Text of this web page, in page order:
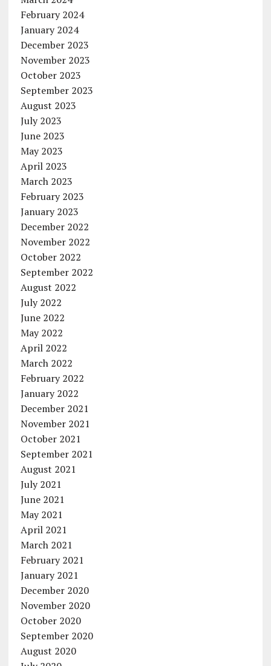
February 2024
January 2024
December 2023
November 2023
October 2023
September 2023
August 2023
July 2023
June 2023
May 2023
April 2023
March 2023
February 2023
January 2023
December 2022
November 2022
October 2022
September 2022
August 2022
July 2022
June 2022
May 2022
April 2022
March 2022
February 2022
January 2022
December 2021
November 2021
October 2021
September 2021
August 2021
July 2021
June 2021
May 2021
April 2021
March 2021
February 2021
January 2021
December 2020
November 2020
October 2020
September 2020
August 2020